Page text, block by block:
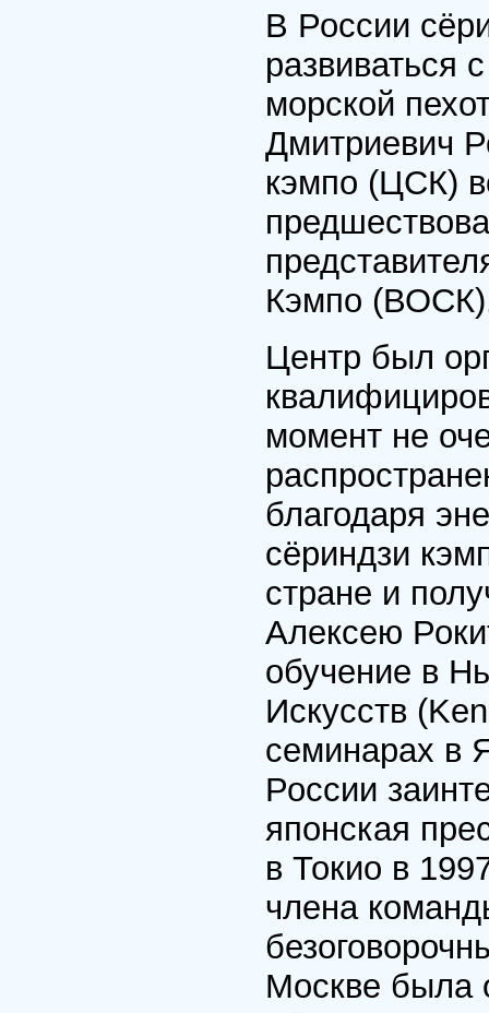
В России
развиваться
морской
Дмитриевич
кэмпо (ЦСК)
Кэмпо
Центр был
момент не
благодаря
сёриндзи
стране и
Алексею
обучение в
Искусств
семинарах в
России
японская
в Токио в
члена
Москве была